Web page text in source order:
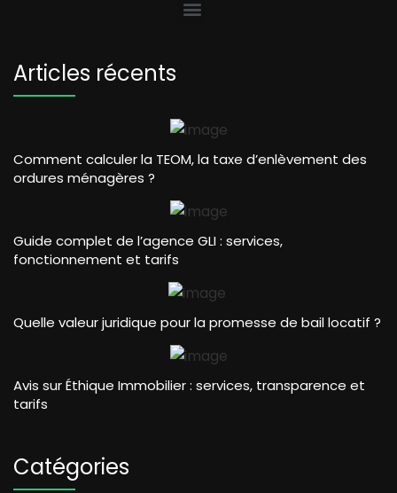
Articles récents
Comment calculer la TEOM, la taxe d’enlèvement des
ordures ménagères ?
Guide complet de l’agence GLI : services,
fonctionnement et tarifs
Quelle valeur juridique pour la promesse de bail locatif ?
Avis sur Éthique Immobilier : services, transparence et
tarifs
Catégories